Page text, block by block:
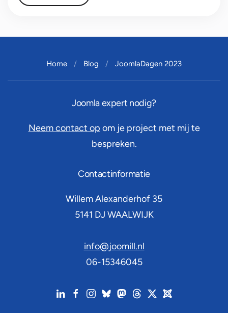
Home Blog JoomlaDagen 2023
Joomla expert nodig?
Neem contact op om je project met mij te
bespreken.
Contactinformatie
Willem Alexanderhof 35
5141 DJ WAALWIJK
info@joomill.nl
06-15346045